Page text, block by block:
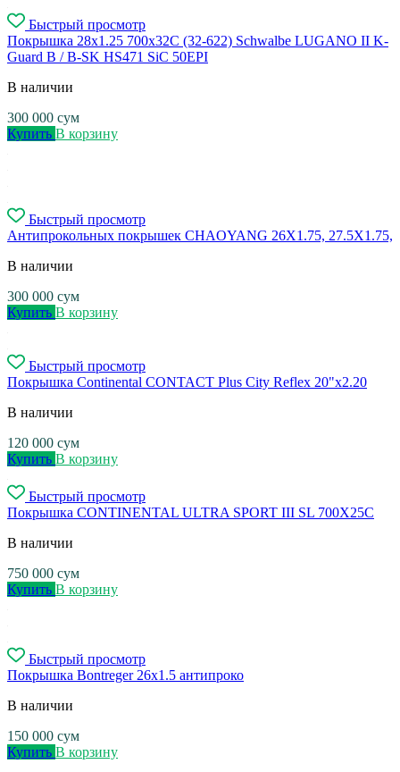
Быстрый просмотр
Покрышка 28x1.25 700x32C (32-622) Schwalbe LUGANO II K-
Guard B / B-SK HS471 SiC 50EPI
В наличии
300 000 сум
Купить В корзину
Быстрый просмотр
Антипрокольных покрышек CHAOYANG 26X1.75, 27.5X1.75,
В наличии
300 000 сум
Купить В корзину
Быстрый просмотр
Покрышка Continental CONTACT Plus City Reflex 20"x2.20
В наличии
120 000 сум
Купить В корзину
Быстрый просмотр
Покрышка CONTINENTAL ULTRA SPORT III SL 700X25C
В наличии
750 000 сум
Купить В корзину
Быстрый просмотр
Покрышка Bontreger 26x1.5 антипроко
В наличии
150 000 сум
Купить В корзину